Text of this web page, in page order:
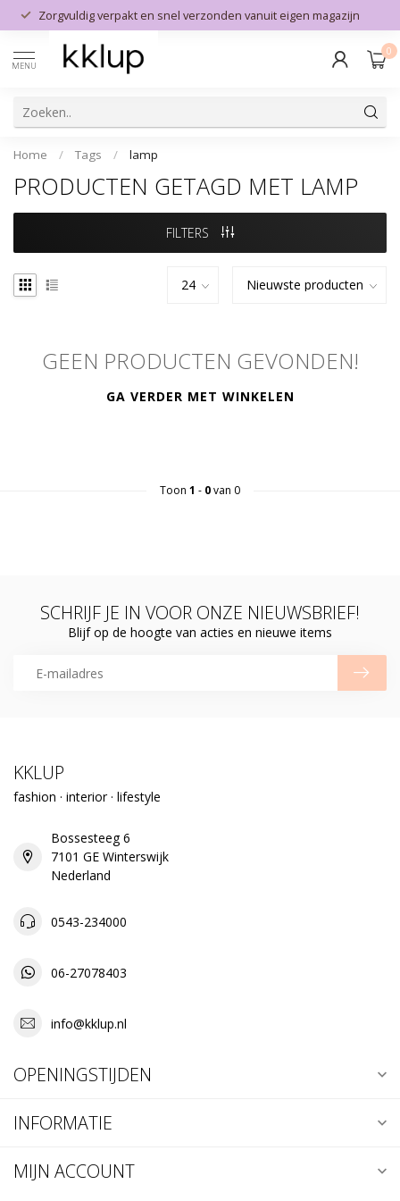
Zorgvuldig verpakt en snel verzonden vanuit eigen magazijn
MENU
0
Home / Tags / lamp
PRODUCTEN GETAGD MET LAMP
FILTERS
GEEN PRODUCTEN GEVONDEN!
GA VERDER MET WINKELEN
Toon 1 - 0van 0
SCHRIJF JE IN VOOR ONZE NIEUWSBRIEF!
Blijf op de hoogte van acties en nieuwe items
KKLUP
fashion · interior · lifestyle
Bossesteeg 6
7101 GE Winterswijk
Nederland
0543-234000
06-27078403
info@kklup.nl
OPENINGSTIJDEN
INFORMATIE
MIJN ACCOUNT